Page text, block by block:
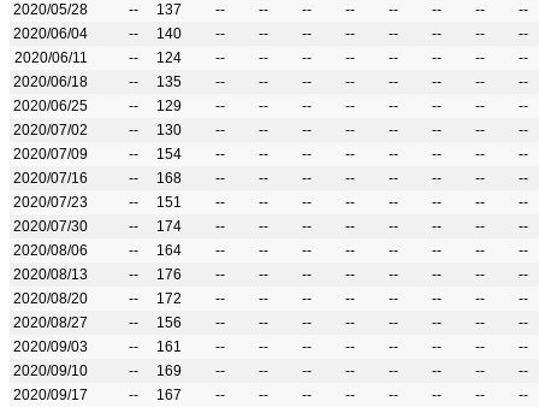
2020/05/28
-- 137 -- -- -- -- -- -- --
--
2020/06/04
-- 140 -- -- -- -- -- -- --
--
2020/06/11
-- 124 -- -- -- -- -- -- --
--
2020/06/18
-- 135 -- -- -- -- -- -- --
--
2020/06/25
-- 129 -- -- -- -- -- -- --
--
2020/07/02
-- 130 -- -- -- -- -- -- --
--
2020/07/09
-- 154 -- -- -- -- -- -- --
--
2020/07/16
-- 168 -- -- -- -- -- -- --
--
2020/07/23
-- 151 -- -- -- -- -- -- --
--
2020/07/30
-- 174 -- -- -- -- -- -- --
--
2020/08/06
-- 164 -- -- -- -- -- -- --
--
2020/08/13
-- 176 -- -- -- -- -- -- --
--
2020/08/20
-- 172 -- -- -- -- -- -- --
--
2020/08/27
-- 156 -- -- -- -- -- -- --
--
2020/09/03
-- 161 -- -- -- -- -- -- --
--
2020/09/10
-- 169 -- -- -- -- -- -- --
--
2020/09/17
-- 167 -- -- -- -- -- -- -- --